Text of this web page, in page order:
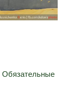
Обязательные